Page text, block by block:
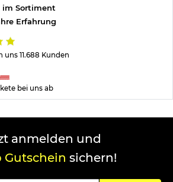
uns 11.688 Kunden
Sortiment
Erfahrung
bei uns ab
anmelden und
Gutschein sichern!